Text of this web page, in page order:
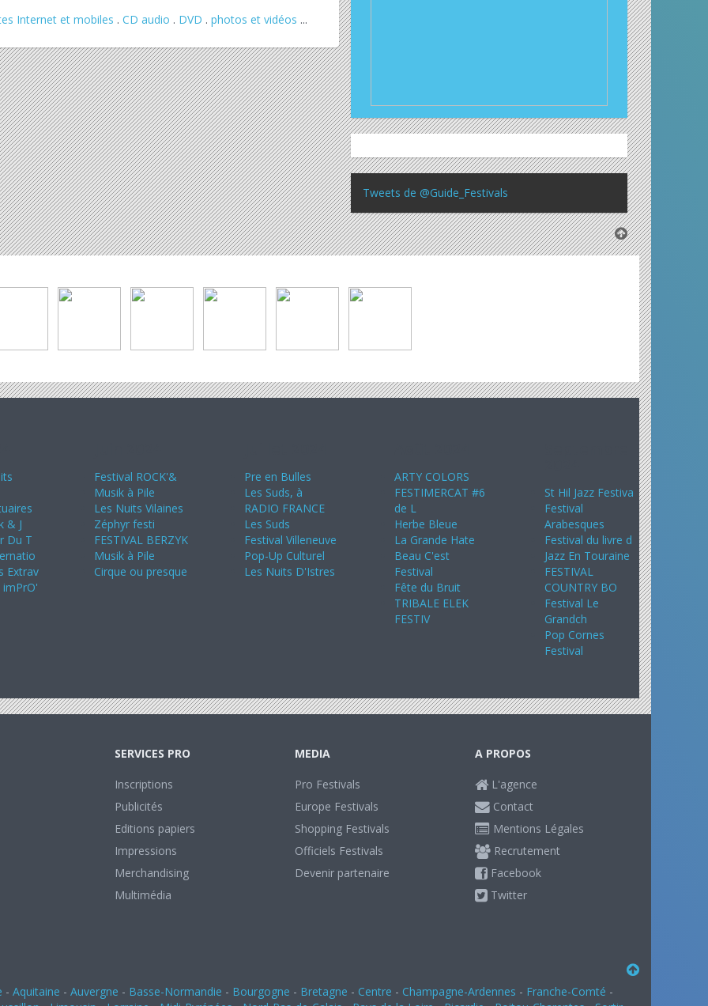
Internet et mobiles . CD audio . DVD . photos et vidéos ...
Tweets de @Guide_Festivals
& J
Du T
Extrav
imPrO'
Festival ROCK'&
Musik à Pile
Les Nuits Vilaines
Zéphyr festi
FESTIVAL BERZYK
Musik à Pile
Cirque ou presque
Pre en Bulles
Les Suds, à
RADIO FRANCE
Les Suds
Festival Villeneuve
Pop-Up Culturel
Les Nuits D'Istres
ARTY COLORS
FESTIMERCAT #6
de L
Herbe Bleue
La Grande Hate
Beau C'est
Festival
Fête du Bruit
TRIBALE ELEK
FESTIV
St Hil Jazz Festiva
Festival
Arabesques
Festival du livre d
Jazz En Touraine
FESTIVAL
COUNTRY BO
Festival Le
Grandch
Pop Cornes
Festival
SERVICES PRO
Inscriptions
Publicités
Editions papiers
Impressions
Merchandising
Multimédia
MEDIA
Pro Festivals
Europe Festivals
Shopping Festivals
Officiels Festivals
Devenir partenaire
A PROPOS
L'agence
Contact
Mentions Légales
Recrutement
Facebook
Twitter
- Aquitaine - Auvergne - Basse-Normandie - Bourgogne - Bretagne - Centre - Champagne-Ardennes - Franche-Comté -